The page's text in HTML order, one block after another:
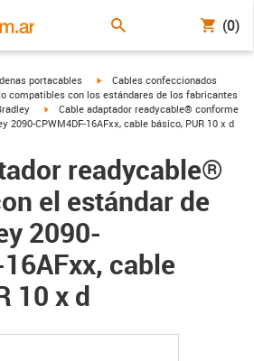
(0)
portacables igus-icon-arrow-right
Cables confeccionados
compatibles con los estándares de los fabricantes
igus-icon-arrow-right
Cable adaptador readycable® conforme
2090-CPWM4DF-16AFxx, cable básico, PUR 10 x d
readycable®
el estándar de
2090-
cable
10 x d